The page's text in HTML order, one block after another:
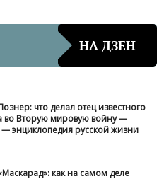
НА ДЗЕН
что делал отец известного
во Вторую мировую войну —
энциклопедия русской жизни
как на самом деле